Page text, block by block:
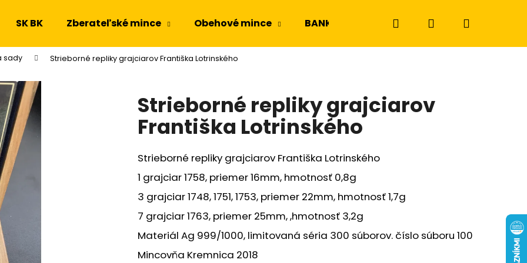
SK BK Zberateľské mince Obehové mince BANKOVKY NGC a PMG Odznaky a
HľadaťPrihlásenieNákupný
sady Strieborné repliky grajciarov Františka Lotrinského
Strieborné repliky grajciarov
Františka Lotrinského
Strieborné repliky grajciarov Františka Lotrinského
1 grajciar 1758, priemer 16mm, hmotnosť 0,8g
3 grajciar 1748, 1751, 1753, priemer 22mm, hmotnosť 1,7g
7 grajciar 1763, priemer 25mm, ,hmotnosť 3,2g
Materiál Ag 999/1000, limitovaná séria 300 súborov. číslo súboru 100
Mincovňa Kremnica 2018
Čo potrebujete nájsť?
HĽADAŤ